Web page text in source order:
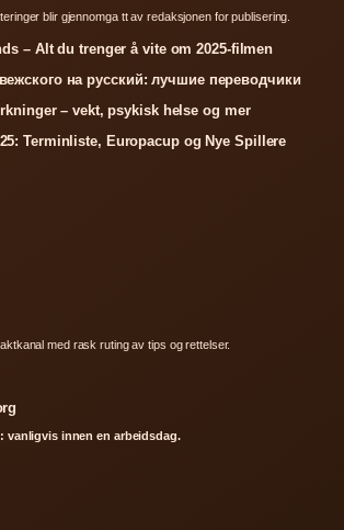
blir gjennomga tt av redaksjonen for publisering.
– Alt du trenger å vite om 2025-filmen
на русский: лучшие переводчики
– vekt, psykisk helse og mer
Terminliste, Europacup og Nye Spillere
med rask ruting av tips og rettelser.
vanligvis innen en arbeidsdag.